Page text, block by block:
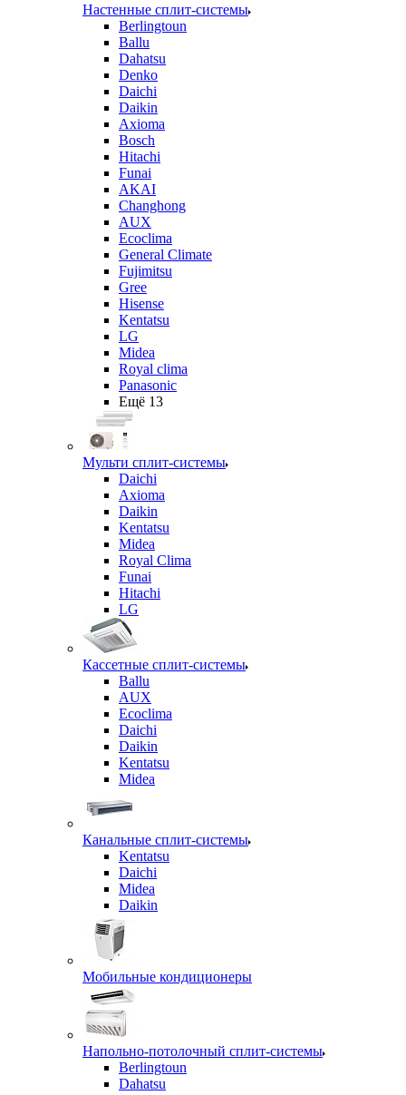
Настенные сплит-системы
Berlingtoun
Ballu
Dahatsu
Denko
Daichi
Daikin
Axioma
Bosch
Hitachi
Funai
AKAI
Changhong
AUX
Ecoclima
General Climate
Fujimitsu
Gree
Hisense
Kentatsu
LG
Midea
Royal clima
Panasonic
Ещё 13
Мульти сплит-системы
Daichi
Axioma
Daikin
Kentatsu
Midea
Royal Clima
Funai
Hitachi
LG
Кассетные сплит-системы
Ballu
AUX
Ecoclima
Daichi
Daikin
Kentatsu
Midea
Канальные сплит-системы
Kentatsu
Daichi
Midea
Daikin
Мобильные кондиционеры
Напольно-потолочный сплит-системы
Berlingtoun
Dahatsu